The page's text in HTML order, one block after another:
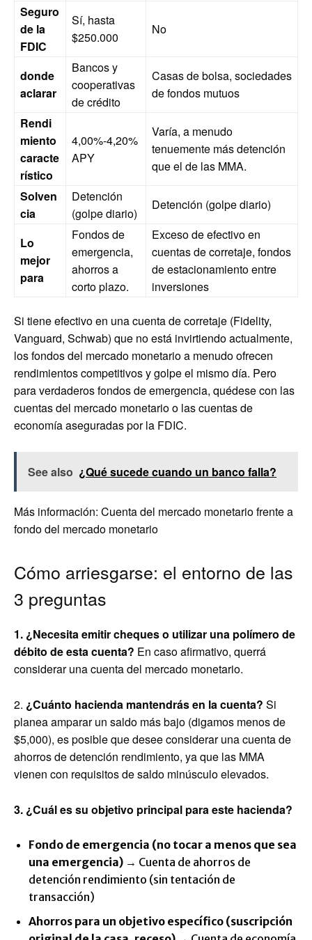
Seguro
de la
FDIC
Sí, hasta
$250.000
No
donde
aclarar
Bancos y
cooperativas
de crédito
Casas de bolsa, sociedades
de fondos mutuos
Rendi
miento
caracte
rístico
4,00%-4,20%
APY
Varía, a menudo
tenuemente más detención
que el de las MMA.
Solven
cia
Detención
(golpe diario)
Detención (golpe diario)
Lo
mejor
para
Fondos de
emergencia,
ahorros a
corto plazo.
Exceso de efectivo en
cuentas de corretaje, fondos
de estacionamiento entre
inversiones
Si tiene efectivo en una cuenta de corretaje (Fidelity,
Vanguard, Schwab) que no está invirtiendo actualmente,
los fondos del mercado monetario a menudo ofrecen
rendimientos competitivos y golpe el mismo día. Pero
para verdaderos fondos de emergencia, quédese con las
cuentas del mercado monetario o las cuentas de
economía aseguradas por la FDIC.
See also ¿Qué sucede cuando un banco falla?
Más información: Cuenta del mercado monetario frente a
fondo del mercado monetario
Cómo arriesgarse: el entorno de las
3 preguntas
1. ¿Necesita emitir cheques o utilizar una polímero de
débito de esta cuenta? En caso afirmativo, querrá
considerar una cuenta del mercado monetario.
2. ¿Cuánto hacienda mantendrás en la cuenta? Si
planea amparar un saldo más bajo (digamos menos de
$5,000), es posible que desee considerar una cuenta de
ahorros de detención rendimiento, ya que las MMA
vienen con requisitos de saldo minúsculo elevados.
3. ¿Cuál es su objetivo principal para este hacienda?
Fondo de emergencia (no tocar a menos que sea
una emergencia) → Cuenta de ahorros de
detención rendimiento (sin tentación de
transacción)
Ahorros para un objetivo específico (suscripción